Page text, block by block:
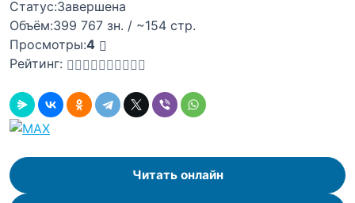
Статус:Завершена
Объём:399 767 зн. / ~154 стр.
Просмотры:4
Рейтинг:
Читать онлайн